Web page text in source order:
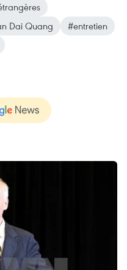
Dai Quang
#entretien